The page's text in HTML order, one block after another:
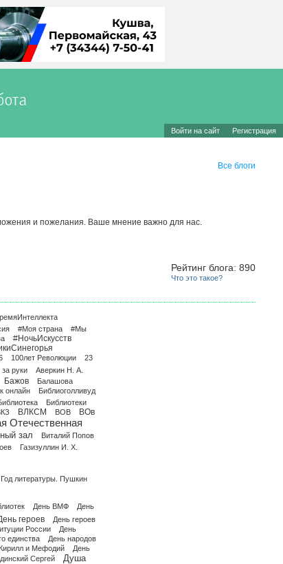
Войти на сайт Регистрация
Все блоги
и пожелания. Ваше мнение важно для нас.
Рейтинг блога: 890
Что это такое?
#Моя страна
#Мы
#НочьИскусств
100лет Революции
23
руки
Аверкин Н. А.
Бажов Балашова
онлайн Библиоголливуд
Библиотеки
ВЛКСМ ВОВ
ВОв
Отечественная
зал Виталий Попов
Газизуллин И. Х.
Год литературы. Пушкин
День ВМФ
День
героев
День героев
России
День
единства
День народов
и Мефодий
День
Сергей
Душа